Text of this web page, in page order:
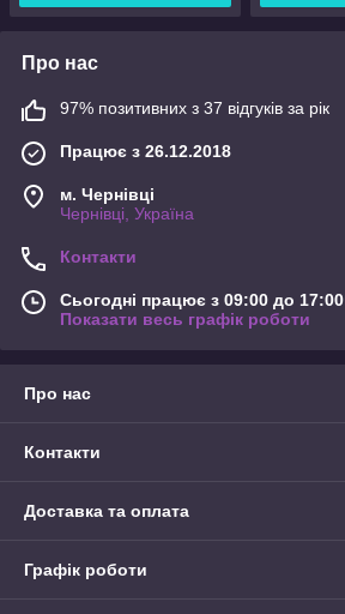
Про нас
97% позитивних з 37 відгуків за рік
Працює з 26.12.2018
м. Чернівці
Чернівці, Україна
Контакти
Сьогодні працює з 09:00 до 17:00
Показати весь графік роботи
Про нас
Контакти
Доставка та оплата
Графік роботи